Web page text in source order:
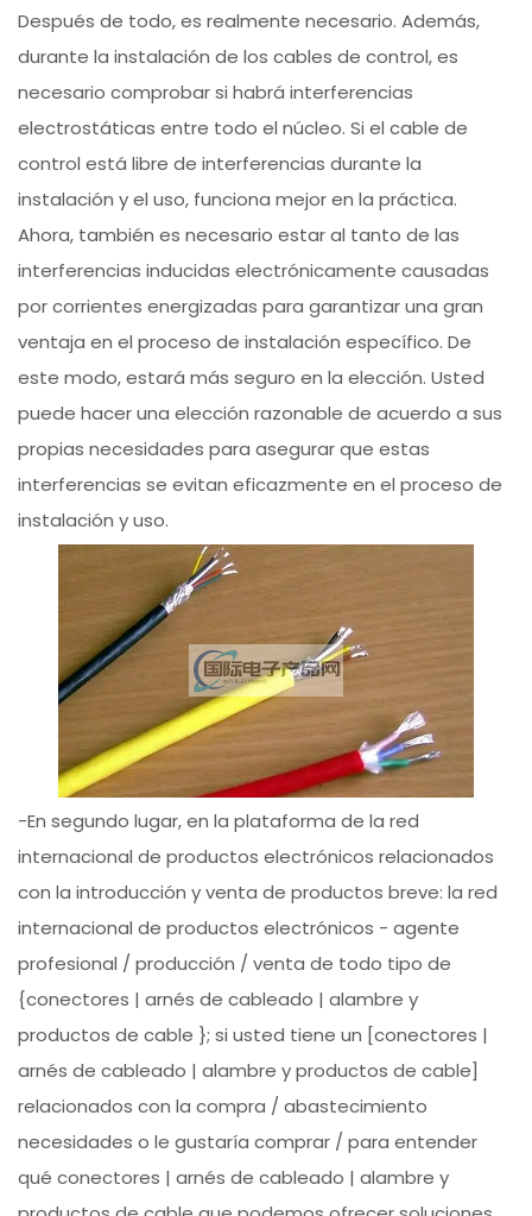
Después de todo, es realmente necesario. Además,
durante la instalación de los cables de control, es
necesario comprobar si habrá interferencias
electrostáticas entre todo el núcleo. Si el cable de
control está libre de interferencias durante la
instalación y el uso, funciona mejor en la práctica.
Ahora, también es necesario estar al tanto de las
interferencias inducidas electrónicamente causadas
por corrientes energizadas para garantizar una gran
ventaja en el proceso de instalación específico. De
este modo, estará más seguro en la elección. Usted
puede hacer una elección razonable de acuerdo a sus
propias necesidades para asegurar que estas
interferencias se evitan eficazmente en el proceso de
instalación y uso.
-En segundo lugar, en la plataforma de la red
internacional de productos electrónicos relacionados
con la introducción y venta de productos breve: la red
internacional de productos electrónicos - agente
profesional / producción / venta de todo tipo de
{conectores | arnés de cableado | alambre y
productos de cable }; si usted tiene un [conectores |
arnés de cableado | alambre y productos de cable]
relacionados con la compra / abastecimiento
necesidades o le gustaría comprar / para entender
qué conectores | arnés de cableado | alambre y